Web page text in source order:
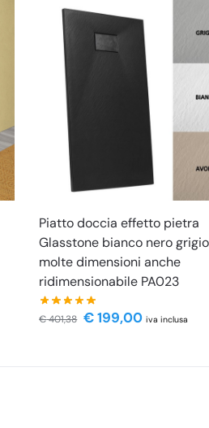
Piatto doccia effetto pietra
Glasstone bianco nero
molte dimensioni anche
ridimensionabile PA023
€401,38 €199,00 iva inclusa